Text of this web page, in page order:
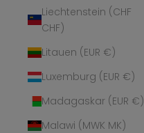
Liechtenstein (CHF
CHF)
Litauen (EUR €)
Luxemburg (EUR €)
Madagaskar (EUR €)
Malawi (MWK MK)